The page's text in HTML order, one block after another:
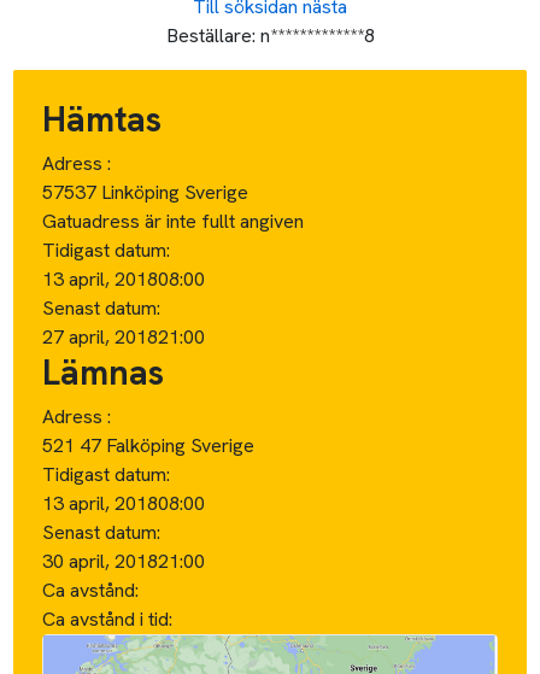
Till söksidan nästa
Beställare: n*************8
Hämtas
Adress :
57537 Linköping Sverige
Gatuadress är inte fullt angiven
Tidigast datum:
13 april, 201808:00
Senast datum:
27 april, 201821:00
Lämnas
Adress :
521 47 Falköping Sverige
Tidigast datum:
13 april, 201808:00
Senast datum:
30 april, 201821:00
Ca avstånd:
Ca avstånd i tid: